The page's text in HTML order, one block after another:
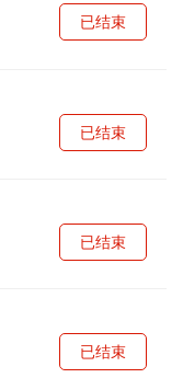
已结束
已结束
已结束
已结束